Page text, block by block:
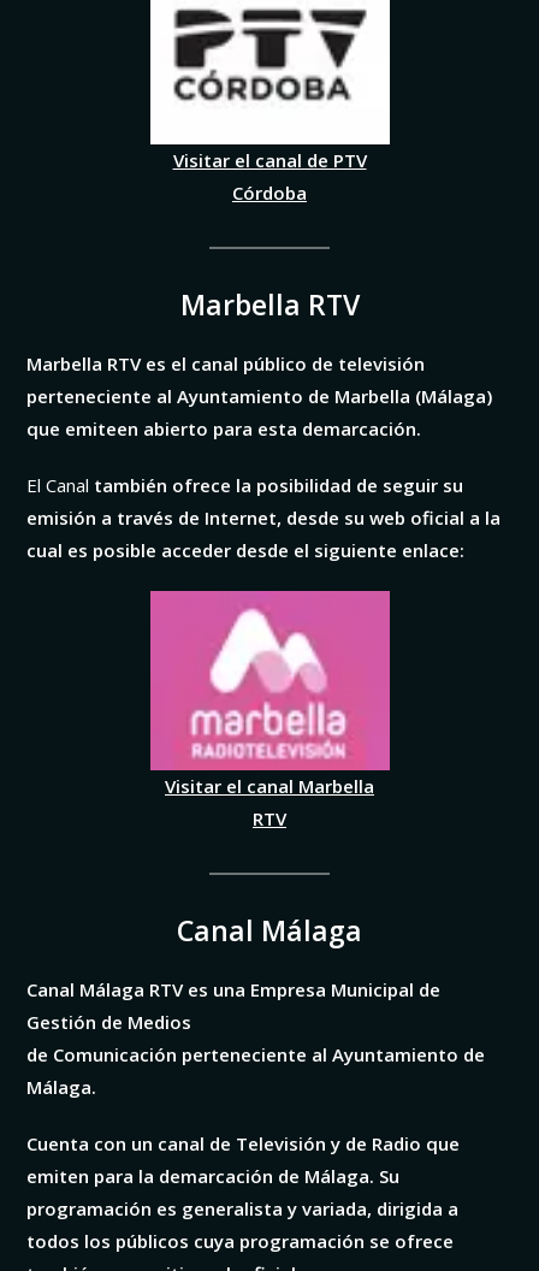
Visitar el canal de PTV
Córdoba
Marbella RTV
Marbella RTV es el canal público de televisión
perteneciente al Ayuntamiento de Marbella (Málaga)
que emiteen abierto para esta demarcación.
El Canal también ofrece la posibilidad de seguir su
emisión a través de Internet, desde su web oficial a la
cual es posible acceder desde el siguiente enlace:
Visitar el canal Marbella
RTV
Canal Málaga
Canal Málaga RTV es una Empresa Municipal de
Gestión de Medios
de Comunicación perteneciente al Ayuntamiento de
Málaga.
Cuenta con un canal de Televisión y de Radio que
emiten para la demarcación de Málaga. Su
programación es generalista y variada, dirigida a
todos los públicos cuya programación se ofrece